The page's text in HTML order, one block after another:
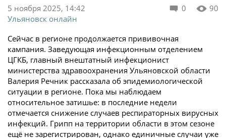
0 90
5 ноября 2025, 14:42
Ульяновск онлайн
Сейчас в регионе продолжается прививочная
кампания. Заведующая инфекционным отделением
ЦГКБ, главный внештатный инфекционист
министерства здравоохранения Ульяновской области
Валерия Речник рассказала об эпидемиологической
ситуации в регионе. Пока мы наблюдаем
относительное затишье: в последние недели
отмечается снижение случаев респираторных вирусных
инфекций. Грипп на территории области в этом сезоне
ещё не зарегистрирован, однако единичные случаи уже